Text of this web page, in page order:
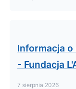
Informacja
- Fundacja
7 sierpnia 2026